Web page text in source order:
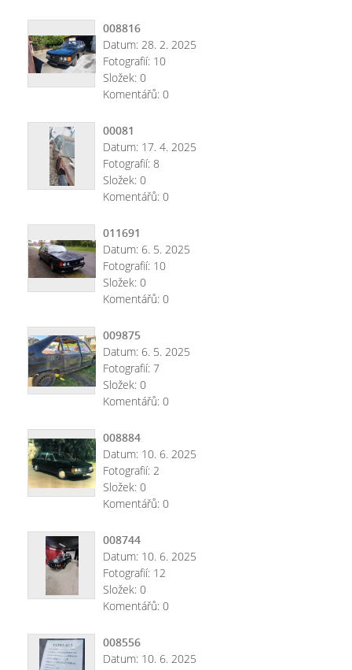
008816
Datum: 28. 2. 2025
Fotografií: 10
Složek: 0
Komentářů: 0
00081
Datum: 17. 4. 2025
Fotografií: 8
Složek: 0
Komentářů: 0
011691
Datum: 6. 5. 2025
Fotografií: 10
Složek: 0
Komentářů: 0
009875
Datum: 6. 5. 2025
Fotografií: 7
Složek: 0
Komentářů: 0
008884
Datum: 10. 6. 2025
Fotografií: 2
Složek: 0
Komentářů: 0
008744
Datum: 10. 6. 2025
Fotografií: 12
Složek: 0
Komentářů: 0
008556
Datum: 10. 6. 2025